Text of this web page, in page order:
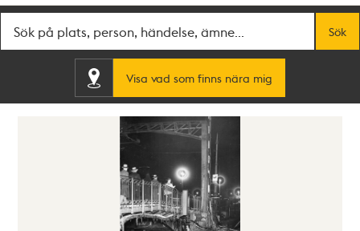
Sök
Visa vad som finns nära mig